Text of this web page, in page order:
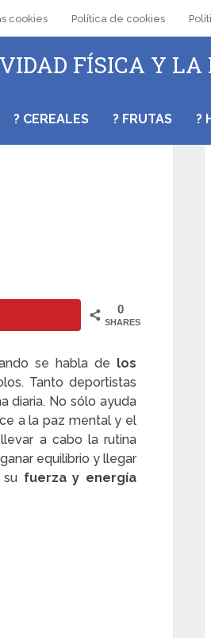
cookies Política de cookies
FÍSICA Y LA
? CEREALES ? FRUTAS ?
0
SHARES
se habla de los
Tanto deportistas
diaria. No sólo ayuda
a la paz mental y el
a cabo la rutina
equilibrio y llegar
fuerza y energía